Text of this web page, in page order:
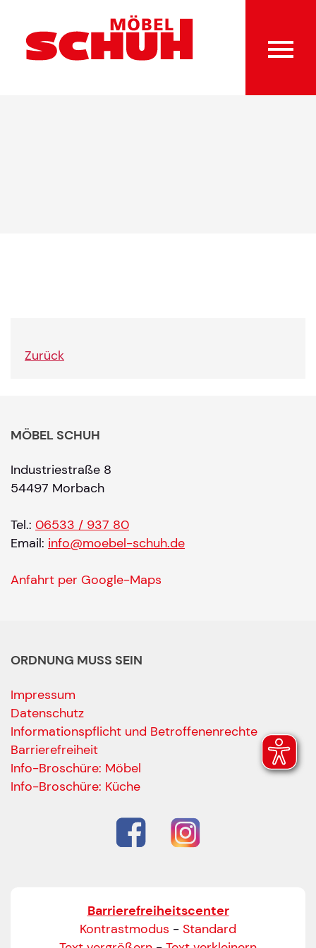
Zurück
Ihre Kontaktdaten
Alle mit Stern gekennzeichneten Felder sind
Name*
Bitte geben Sie Ihren vollständigen Namen ein.
Bitte geben Sie eine gültige E-Mail-Adresse ein.
Telefon*
MÖBEL SCHUH
Industriestraße 8
54497 Morbach
Tel.: 06533 / 937 80
Email: info@moebel-schuh.de
Anfahrt per Google-Maps
ORDNUNG MUSS SEIN
Impressum
Datenschutz
Informationspflicht und Betroffenenrechte
Barrierefreiheit
Info-Broschüre: Möbel
Info-Broschüre: Küche
Barrierefreiheitscenter
Kontrastmodus - Standard